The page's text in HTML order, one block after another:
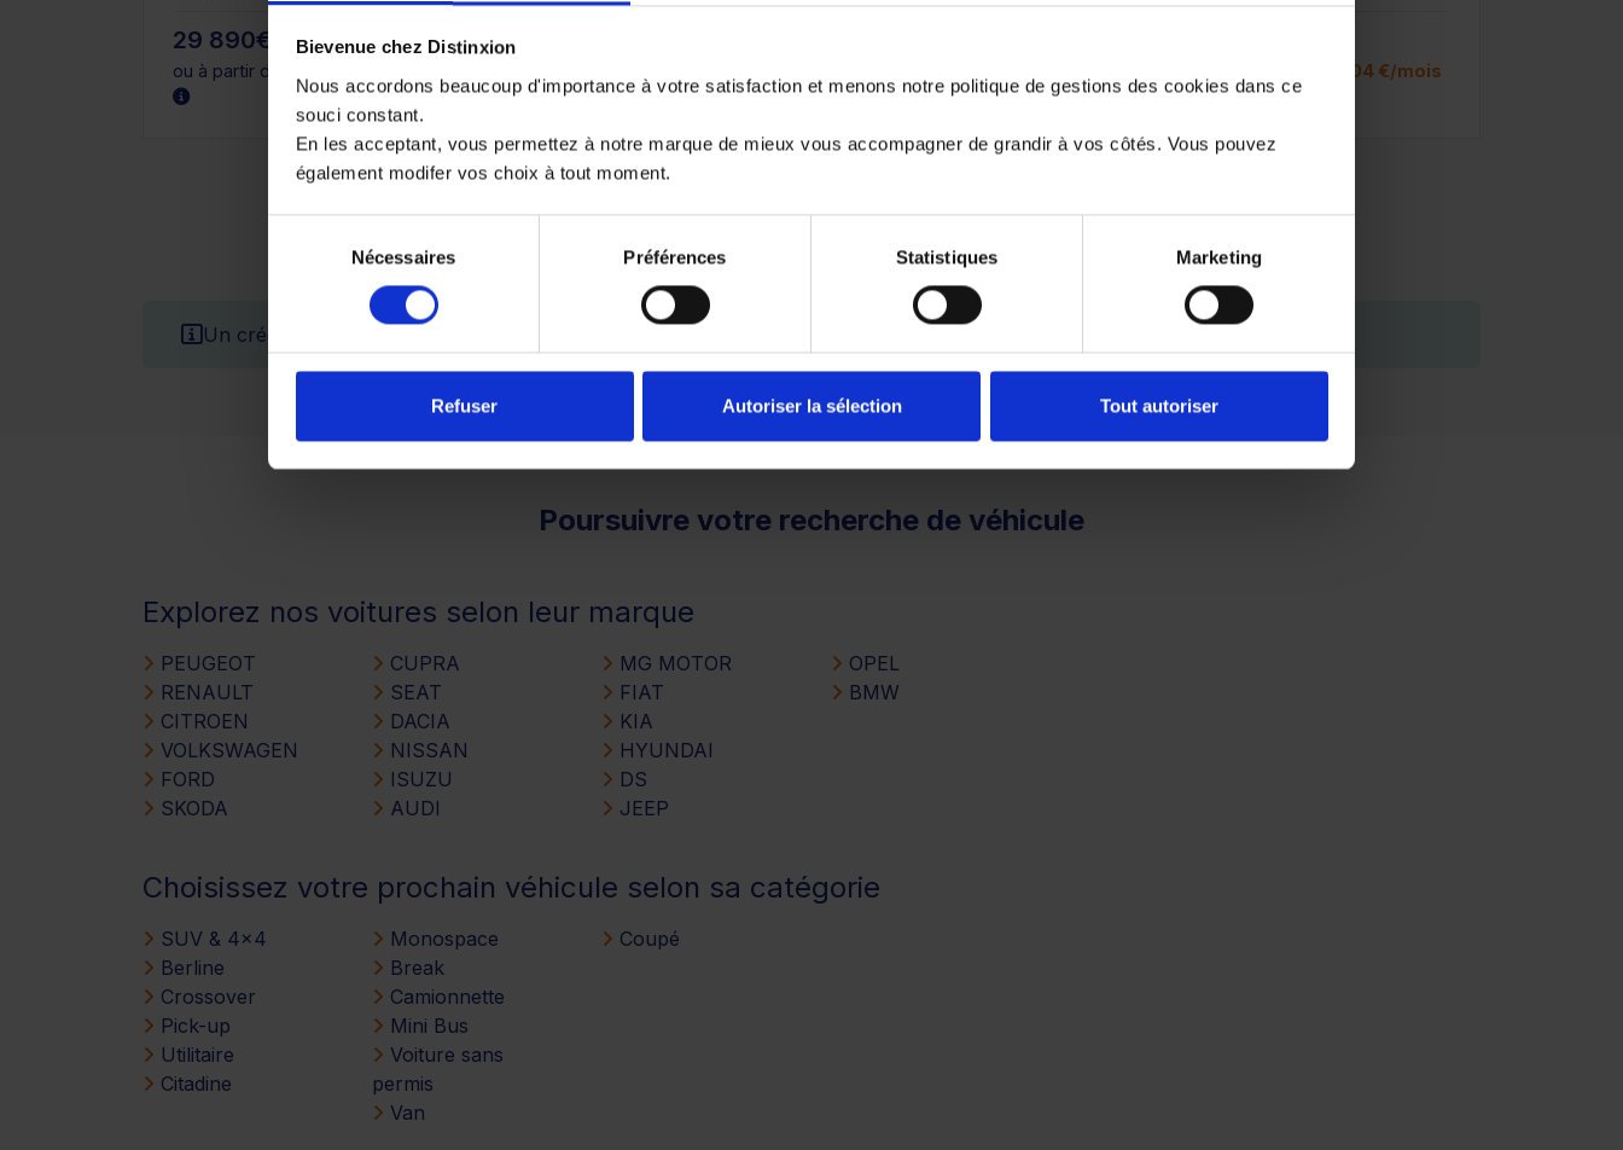
Bievenue chez Distinxion
Nous accordons beaucoup d'importance à votre satisfaction et menons notre politique de gestions des cookies dans ce
souci constant.
En les acceptant, vous permettez à notre marque de mieux vous accompagner de grandir à vos côtés. Vous pouvez
également modifer vos choix à tout moment.
consentement
Nécessaires Préférences Statistiques Marketing
Refuser Autoriser la sélection Tout autoriser
29 890€
ou à partir de
15 890€
526.04 €/mois
1 2 3
Un crédit vous engage et doit être remboursé. Vérifiez vos capacités de remboursement avant de vous engager.
Poursuivre votre recherche de véhicule
Explorez nos voitures selon leur marque
PEUGEOT
RENAULT
CITROEN
VOLKSWAGEN
FORD
SKODA
CUPRA
SEAT
DACIA
NISSAN
ISUZU
AUDI
MG MOTOR
FIAT
KIA
HYUNDAI
DS
JEEP
OPEL
BMW
Choisissez votre prochain véhicule selon sa catégorie
SUV & 4x4
Berline
Crossover
Pick-up
Utilitaire
Citadine
Monospace
Break
Camionnette
Mini Bus
Voiture sans
permis
Van
Coupé